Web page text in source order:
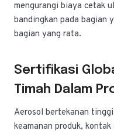
mengurangi biaya cetak
bandingkan pada bagian
bagian yang rata.
Sertifikasi
Timah Dalam
Aerosol bertekanan
keamanan produk,